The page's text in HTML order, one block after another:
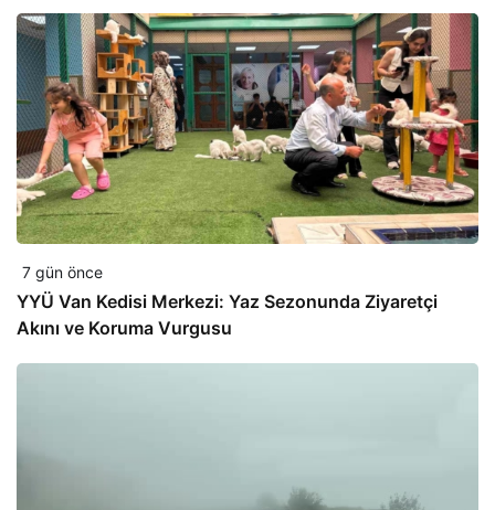
7 gün önce
YYÜ Van Kedisi Merkezi: Yaz Sezonunda Ziyaretçi
Akını ve Koruma Vurgusu